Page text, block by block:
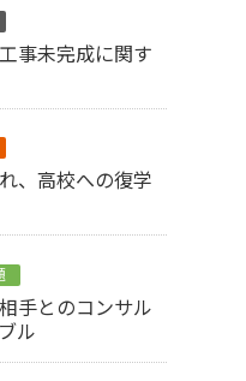
事未完成に関す
、高校への復学
手とのコンサル
ル